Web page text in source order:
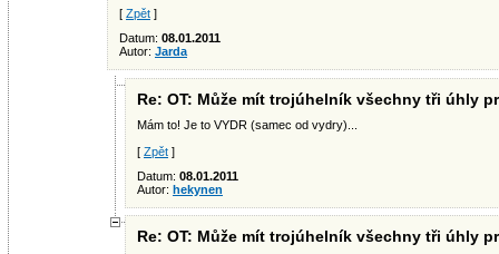
[ Zpět ]
Datum: 08.01.2011
Autor: Jarda
Re: OT: Může mít trojúhelník všechny tři úhly
Mám to! Je to VYDR (samec od vydry)...
[ Zpět ]
Datum: 08.01.2011
Autor: hekynen
Re: OT: Může mít trojúhelník všechny tři úhly